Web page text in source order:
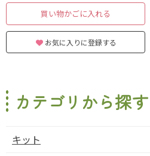
買い物かごに入れる
お気に入りに登録する
カテゴリから探す
キット